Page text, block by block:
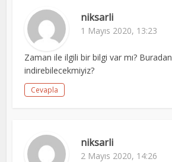
niksarli
1 Mayıs 2020, 13:23
Zaman ile ilgili bir bilgi var mı? Buradan
indirebilecekmiyiz?
Cevapla
niksarli
2 Mayıs 2020, 14:26